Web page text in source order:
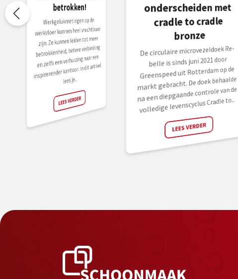
betrokken!
Werkgelukmetingen op de
werkvloer kunnen heel vruchtbaar
zijn. Ze kunnen leiden tot meer
betrokkenheid, betere verbinding
en zelfs een verhuizing naar een
inspirerender kantoor. In dit artikel
lees je...
LEES VERDER
onderscheiden met
cradle to cradle
bronze
De circulaire microvezeldoek Re-
belle is sinds juni 2021 door
Greenspeed uit Rotterdam op de
markt gebracht. De doek behaalde
na een diepgaande controle van de
volledige levenscyclus Cradle to...
LEES VERDER